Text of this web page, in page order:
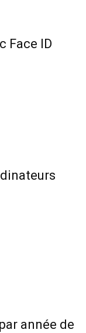
Face ID
année de